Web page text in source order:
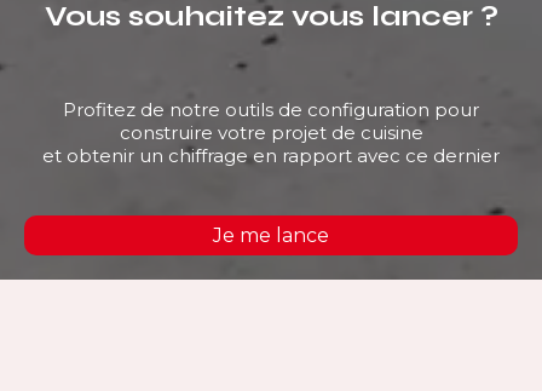
Vous souhaitez vous lancer ?
Profitez de notre outils de configuration pour
construire votre projet de cuisine
et obtenir un chiffrage en rapport avec ce dernier
Je me lance